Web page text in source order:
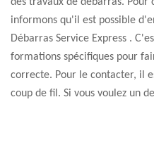
informons qu'il est possible
Débarras Service Express .
formations spécifiques pour
correcte. Pour le contacter, il
coup de fil. Si vous voulez un